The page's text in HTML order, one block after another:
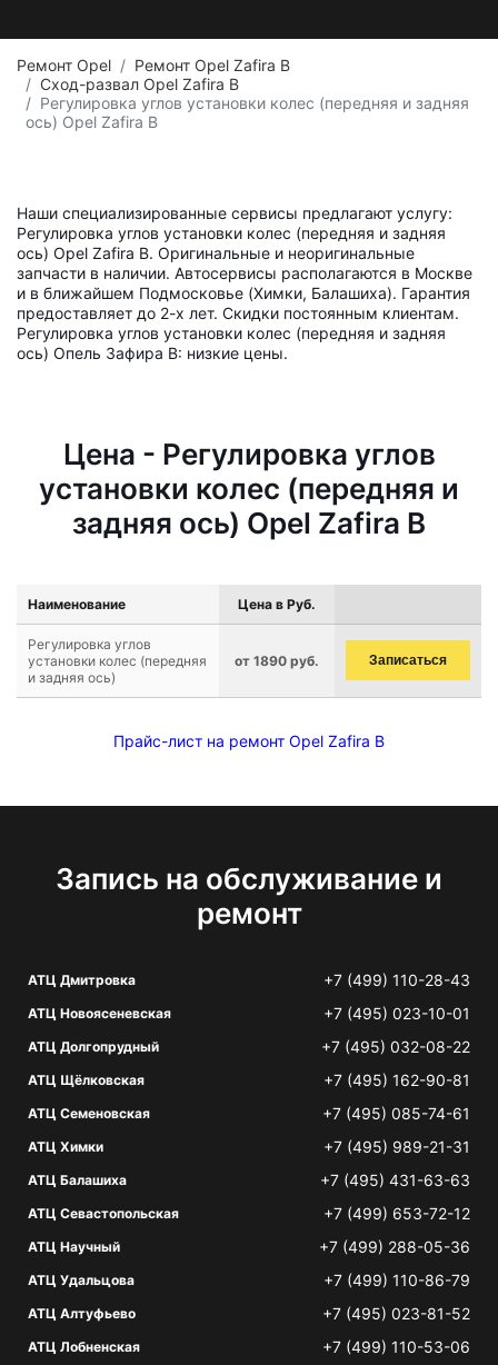
Ремонт Opel
Ремонт Opel Zafira B
Сход-развал Opel Zafira B
Регулировка углов установки колес (передняя и задняя
ось) Opel Zafira B
Наши специализированные сервисы предлагают услугу:
Регулировка углов установки колес (передняя и задняя
ось) Opel Zafira B. Оригинальные и неоригинальные
запчасти в наличии. Автосервисы располагаются в Москве
и в ближайшем Подмосковье (Химки, Балашиха). Гарантия
предоставляет до 2-х лет. Скидки постоянным клиентам.
Регулировка углов установки колес (передняя и задняя
ось) Опель Зафира B: низкие цены.
Цена - Регулировка углов
установки колес (передняя и
задняя ось) Opel Zafira B
Наименование Цена в Руб.
Регулировка углов
установки колес (передняя
и задняя ось)
от 1890 руб. Записаться
Прайс-лист на ремонт Opel Zafira B
Запись на обслуживание и
ремонт
АТЦ Дмитровка +7 (499) 110-28-43
АТЦ Новоясеневская +7 (495) 023-10-01
АТЦ Долгопрудный +7 (495) 032-08-22
АТЦ Щёлковская +7 (495) 162-90-81
АТЦ Семеновская +7 (495) 085-74-61
АТЦ Химки +7 (495) 989-21-31
АТЦ Балашиха +7 (495) 431-63-63
АТЦ Севастопольская +7 (499) 653-72-12
АТЦ Научный +7 (499) 288-05-36
АТЦ Удальцова +7 (499) 110-86-79
АТЦ Алтуфьево +7 (495) 023-81-52
АТЦ Лобненская +7 (499) 110-53-06